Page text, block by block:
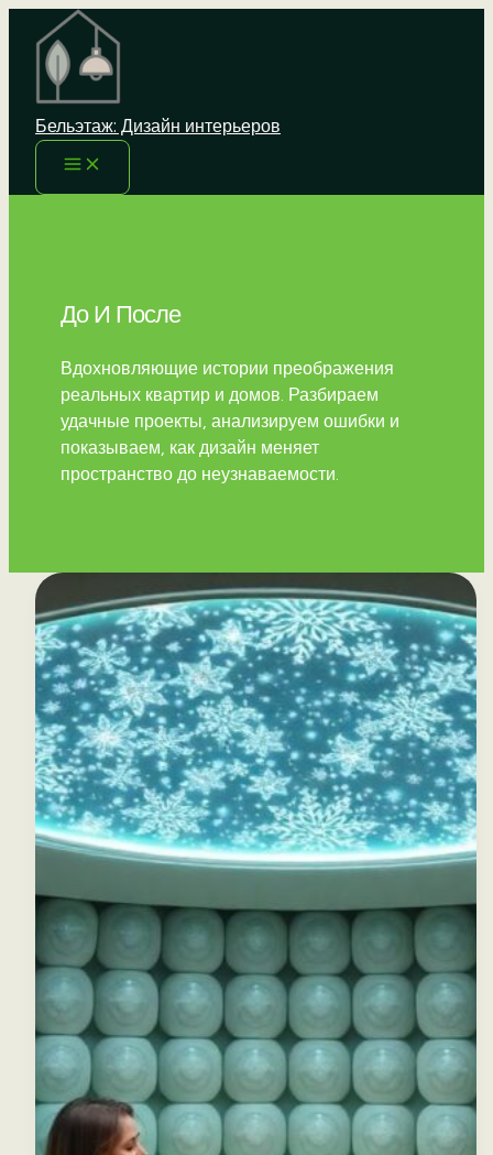
Перейти
содержимому
Бельэтаж: Дизайн интерьеров
До И После
Вдохновляющие истории преображения
реальных квартир и домов. Разбираем
удачные проекты, анализируем ошибки и
показываем, как дизайн меняет
пространство до неузнаваемости.